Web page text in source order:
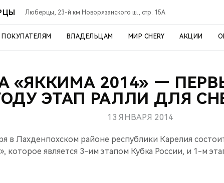
Люберцы, 23-й км Новорязанского ш., стр. 15А
ПОКУПАТЕЛЯМ ВЛАДЕЛЬЦАМ МИР CHERY АКЦИИ
«ЯККИМА 2014» —
ЭТАП РАЛЛИ ДЛЯ
13 ЯНВАРЯ 2014
в Лахденпохском районе республики Карелия
которое является 3-им этапом Кубка России, и 1-м